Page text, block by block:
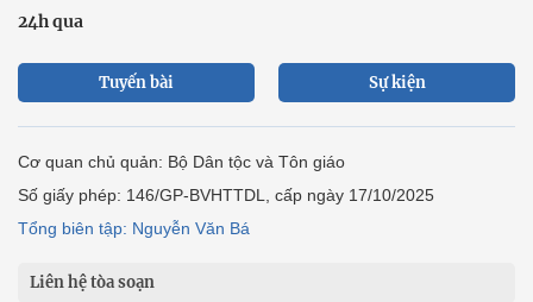
24h qua
Tuyến bài Sự kiện
Cơ quan chủ quản: Bộ Dân tộc và Tôn giáo
Số giấy phép: 146/GP-BVHTTDL, cấp ngày 17/10/2025
Tổng biên tập: Nguyễn Văn Bá
Liên hệ tòa soạn